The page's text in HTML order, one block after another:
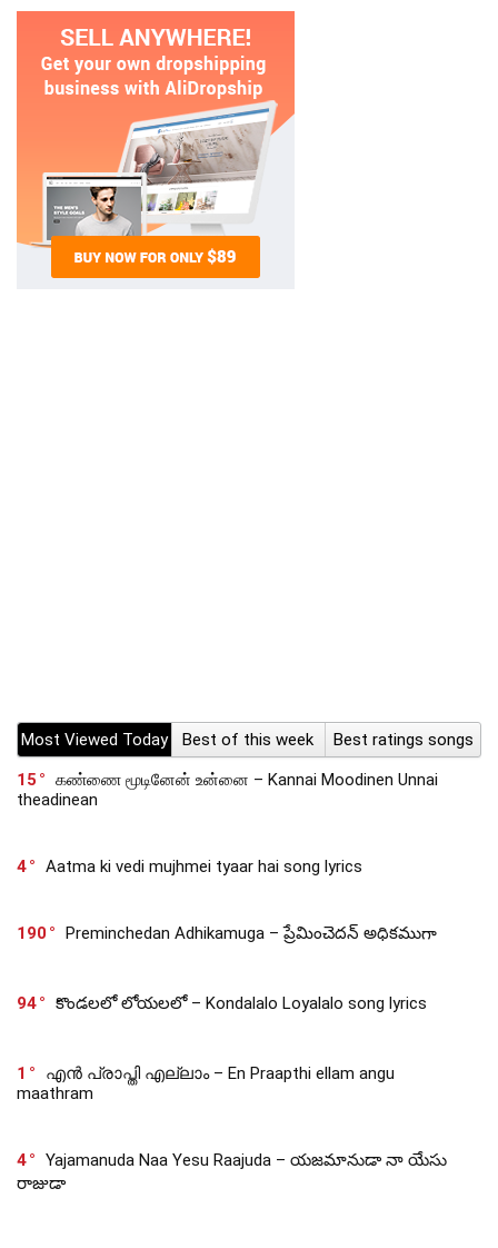
Most Viewed Today Best of this week
Best ratings songs
15
கண்ணை மூடினேன் உன்னை – Kannai Moodinen Unnai
theadinean
4 Aatma ki vedi mujhmei tyaar hai song lyrics
190 Preminchedan Adhikamuga – ప్రేమించెదన్ అధికముగా
94 కొండలలో లోయలలో – Kondalalo Loyalalo song lyrics
1
എൻ പ്രാപ്തി എല്ലാം – En Praapthi ellam angu
maathram
4
Yajamanuda Naa Yesu Raajuda – యజమానుడా నా యేసు
రాజుడా